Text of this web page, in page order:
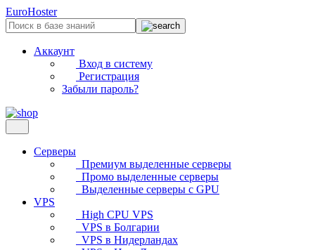
EuroHoster
Аккаунт
Вход в систему
Регистрация
Забыли пароль?
Серверы
Премиум выделенные серверы
Промо выделенные серверы
Выделенные серверы с GPU
VPS
High CPU VPS
VPS в Болгарии
VPS в Нидерландах